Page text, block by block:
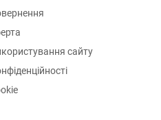
сайту